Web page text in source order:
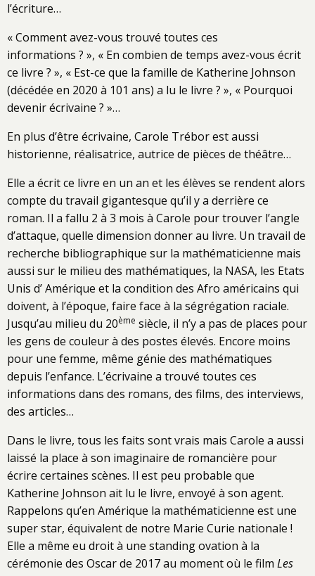
l’écriture…
« Comment avez-vous trouvé toutes ces
informations ? », « En combien de temps avez-vous écrit
ce livre ? », « Est-ce que la famille de Katherine Johnson
(décédée en 2020 à 101 ans) a lu le livre ? », « Pourquoi
devenir écrivaine ? »…
En plus d’être écrivaine, Carole Trébor est aussi
historienne, réalisatrice, autrice de pièces de théâtre…
Elle a écrit ce livre en un an et les élèves se rendent alors
compte du travail gigantesque qu’il y a derrière ce
roman. Il a fallu 2 à 3 mois à Carole pour trouver l’angle
d’attaque, quelle dimension donner au livre. Un travail de
recherche bibliographique sur la mathématicienne mais
aussi sur le milieu des mathématiques, la NASA, les Etats
Unis d’ Amérique et la condition des Afro américains qui
doivent, à l’époque, faire face à la ségrégation raciale.
Jusqu’au milieu du 20ème siècle, il n’y a pas de places pour
les gens de couleur à des postes élevés. Encore moins
pour une femme, même génie des mathématiques
depuis l’enfance. L’écrivaine a trouvé toutes ces
informations dans des romans, des films, des interviews,
des articles…
Dans le livre, tous les faits sont vrais mais Carole a aussi
laissé la place à son imaginaire de romancière pour
écrire certaines scènes. Il est peu probable que
Katherine Johnson ait lu le livre, envoyé à son agent.
Rappelons qu’en Amérique la mathématicienne est une
super star, équivalent de notre Marie Curie nationale !
Elle a même eu droit à une standing ovation à la
cérémonie des Oscar de 2017 au moment où le film Les